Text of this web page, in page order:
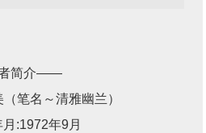
简介——
笔名～清雅幽兰）
:1972年9月